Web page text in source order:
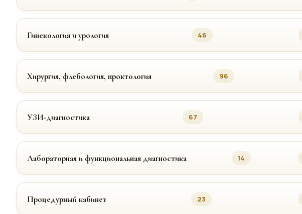
Гинекология и урология 46
Хирургия, флебология, проктология 96
УЗИ-диагностика 67
Лабораторная и функциональная диагностика 14
Процедурный кабинет 23